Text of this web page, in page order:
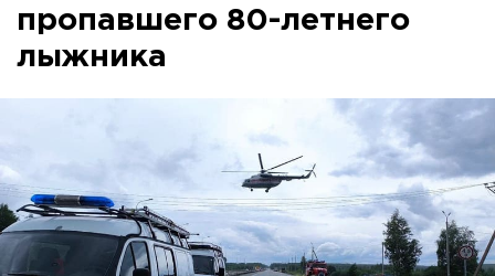
пропавшего 80-летнего
лыжника